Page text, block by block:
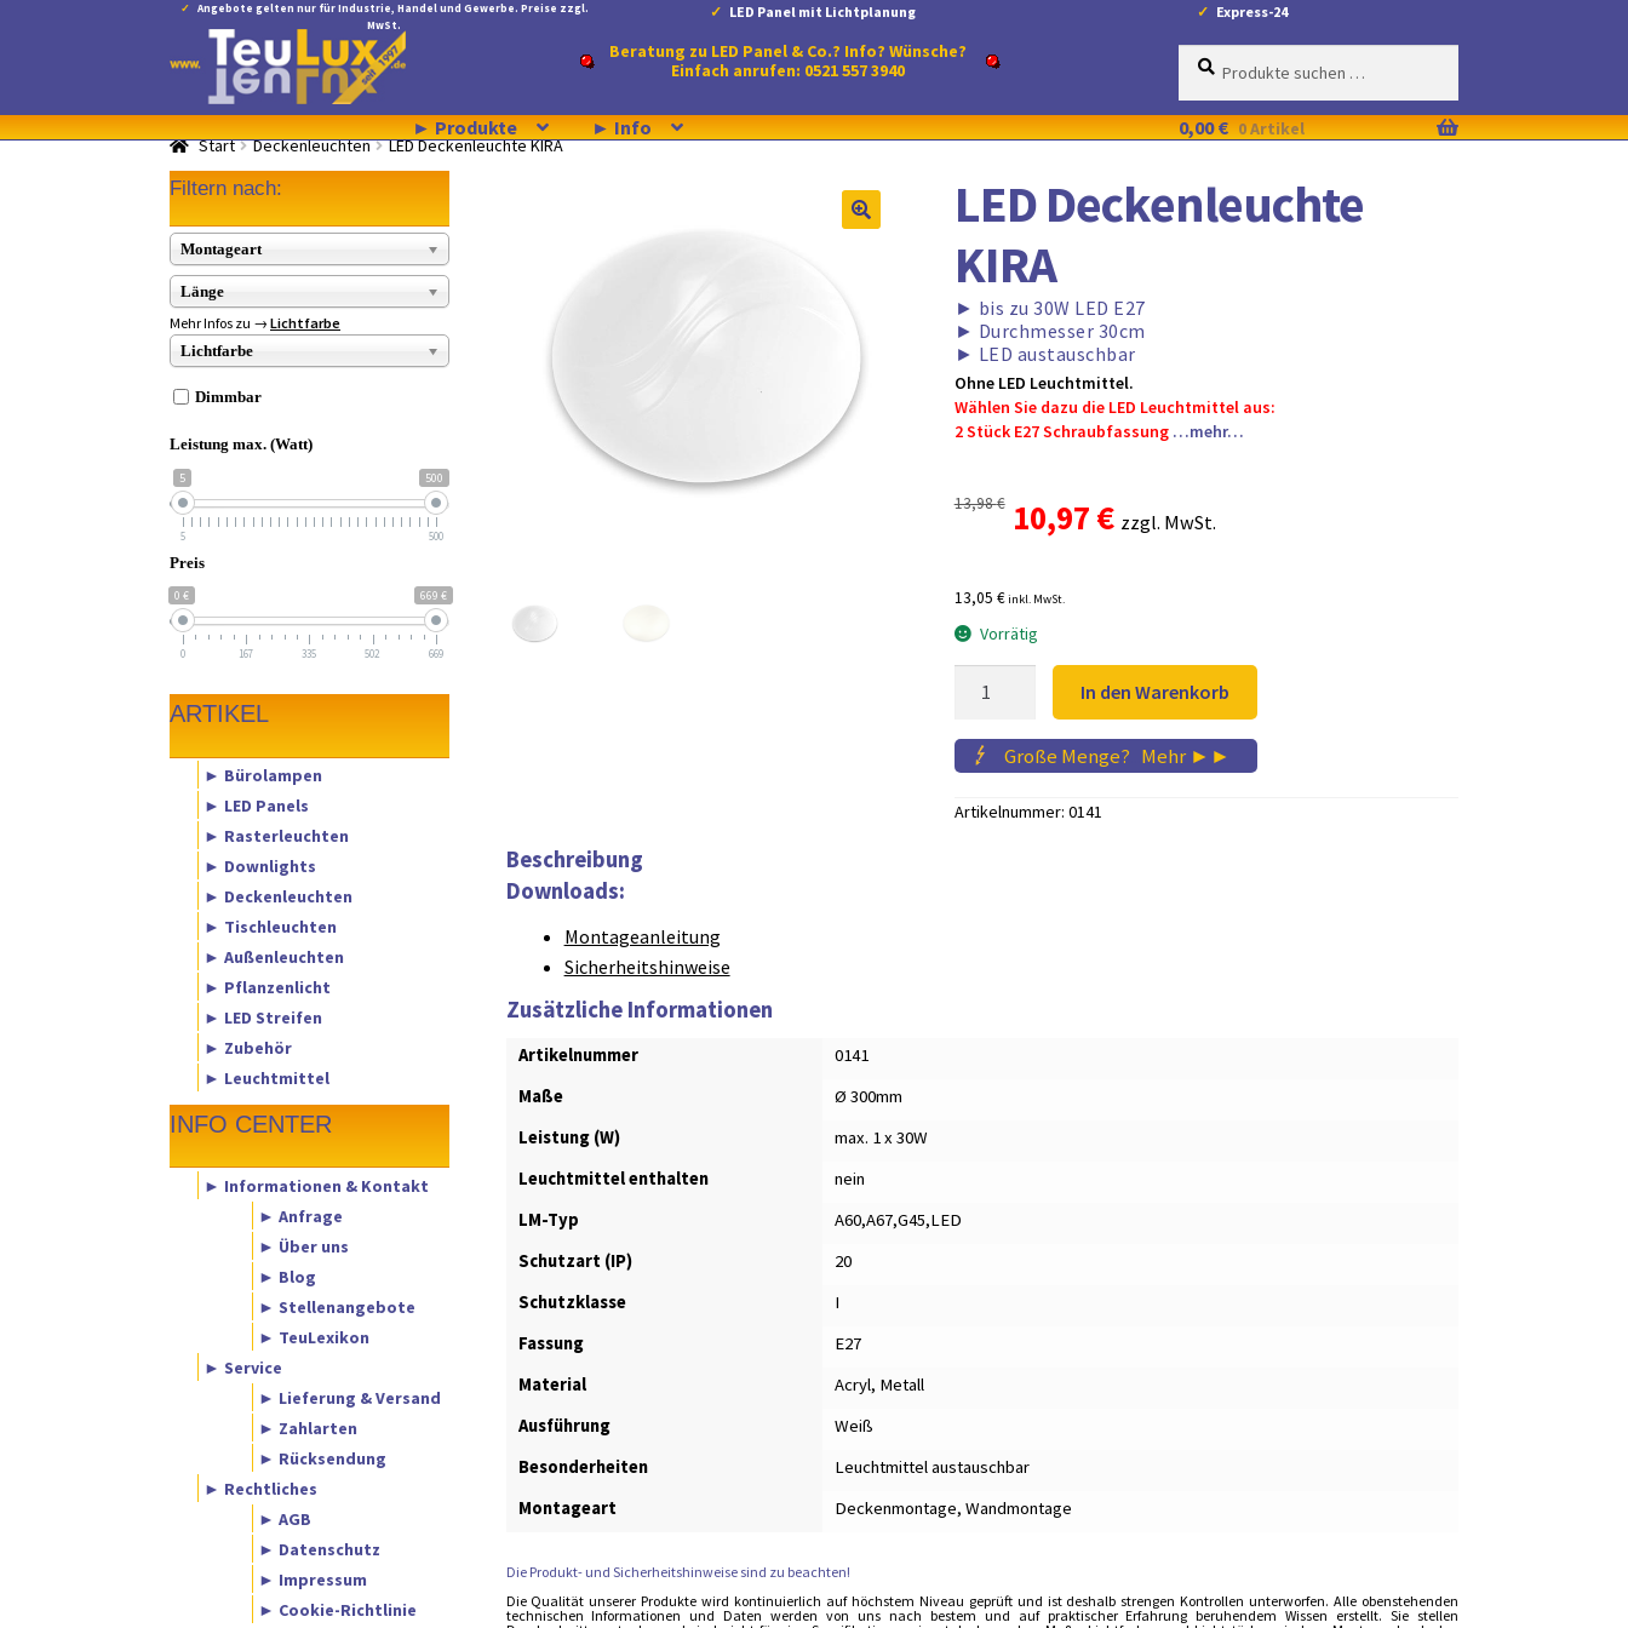
Angebote gelten nur für Industrie, Handel und Gewerbe. Preise zzgl.
MwSt.
LED Panel mit Lichtplanung Express-24
Navigation
springen
Inhalt
springen
Beratung zu LED Panel & Co.? Info? Wünsche?
Einfach anrufen: 0521 557 3940
Suche
Suchen
► Produkte ► Info 0,00€ 0 Artikel
Start Deckenleuchten LED Deckenleuchte KIRA
LED Deckenleuchte
KIRA
► bis zu 30W LED E27
► Durchmesser 30cm
► LED austauschbar
Ohne LED Leuchtmittel.
Wählen Sie dazu die LED Leuchtmittel aus:
2 Stück E27 Schraubfassung …mehr…
13,98€ Ursprünglicher
war:
13,98 €
10,97 €Aktueller
10,97 €.
zzgl. MwSt.
13,05 €inkl. MwSt.
Vorrätig
Deckenleuchte
KIRA
Menge
In den Warenkorb
Große Menge? Mehr ►►
Artikelnummer: 0141
Beschreibung
Downloads:
Montageanleitung
Sicherheitshinweise
Zusätzliche Informationen
Artikelnummer
0141
Maße
Ø 300mm
Leistung (W)
max. 1 x 30W
Leuchtmittel enthalten
nein
LM-Typ
A60,A67,G45,LED
Schutzart (IP)
20
Schutzklasse
I
Fassung
E27
Material
Acryl, Metall
Ausführung
Weiß
Besonderheiten
Leuchtmittel austauschbar
Montageart
Deckenmontage, Wandmontage
Die Produkt- und Sicherheitshinweise sind zu beachten!
Die Qualität unserer Produkte wird kontinuierlich auf höchstem Niveau geprüft und ist deshalb strengen Kontrollen unterworfen. Alle obenstehenden
technischen Informationen und Daten werden von uns nach bestem und auf praktischer Erfahrung beruhendem Wissen erstellt. Sie stellen
Filtern nach:
Montageart
Länge
Mehr Infos zu →Lichtfarbe
Lichtfarbe
Dimmbar
Leistung max. (Watt)
5 500
5 500
Preis
0 € 669 €
0 167 335 502 669
ARTIKEL
► Bürolampen
► LED Panels
► Rasterleuchten
► Downlights
► Deckenleuchten
► Tischleuchten
► Außenleuchten
► Pflanzenlicht
► LED Streifen
► Zubehör
► Leuchtmittel
INFO CENTER
► Informationen & Kontakt
► Anfrage
► Über uns
► Blog
► Stellenangebote
► TeuLexikon
► Service
► Lieferung & Versand
► Zahlarten
► Rücksendung
► Rechtliches
► AGB
► Datenschutz
► Impressum
► Cookie-Richtlinie
war:
13,98 €
ist:
10,97 €.